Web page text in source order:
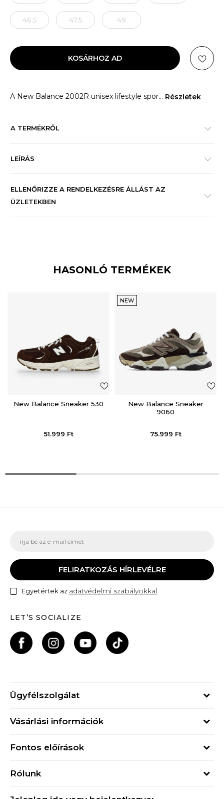
46.5 47.5 49
KOSÁRHOZ AD
A New Balance 2002R unisex lifestyle spor... Részletek
A TERMÉKRŐL
LEÍRÁS
ELLENŐRIZZE A RENDELKEZÉSRE ÁLLÁST AZ
ÜZLETEKBEN
HASONLÓ TERMÉKEK
New Balance Sneaker 530
51.999 Ft
NEW
New Balance Sneaker
9060
75.999 Ft
FELIRATKOZÁS HÍRLEVÉLRE
Egyetértek az adatvédelmi szabályokkal
LET’S SOCIALIZE
Ügyfélszolgálat
online@buzzsneakers.hu
Vásárlási információk
Visszatérítések
Ajándékkártya
Fontos előírások
Sport & Bonus szabályzata
Rólunk